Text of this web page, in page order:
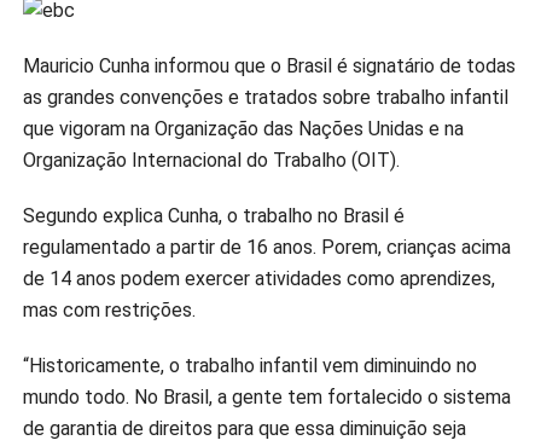
Mauricio Cunha informou que o Brasil é signatário de todas
as grandes convenções e tratados sobre trabalho infantil
que vigoram na Organização das Nações Unidas e na
Organização Internacional do Trabalho (OIT).
Segundo explica Cunha, o trabalho no Brasil é
regulamentado a partir de 16 anos. Porem, crianças acima
de 14 anos podem exercer atividades como aprendizes,
mas com restrições.
“Historicamente, o trabalho infantil vem diminuindo no
mundo todo. No Brasil, a gente tem fortalecido o sistema
de garantia de direitos para que essa diminuição seja